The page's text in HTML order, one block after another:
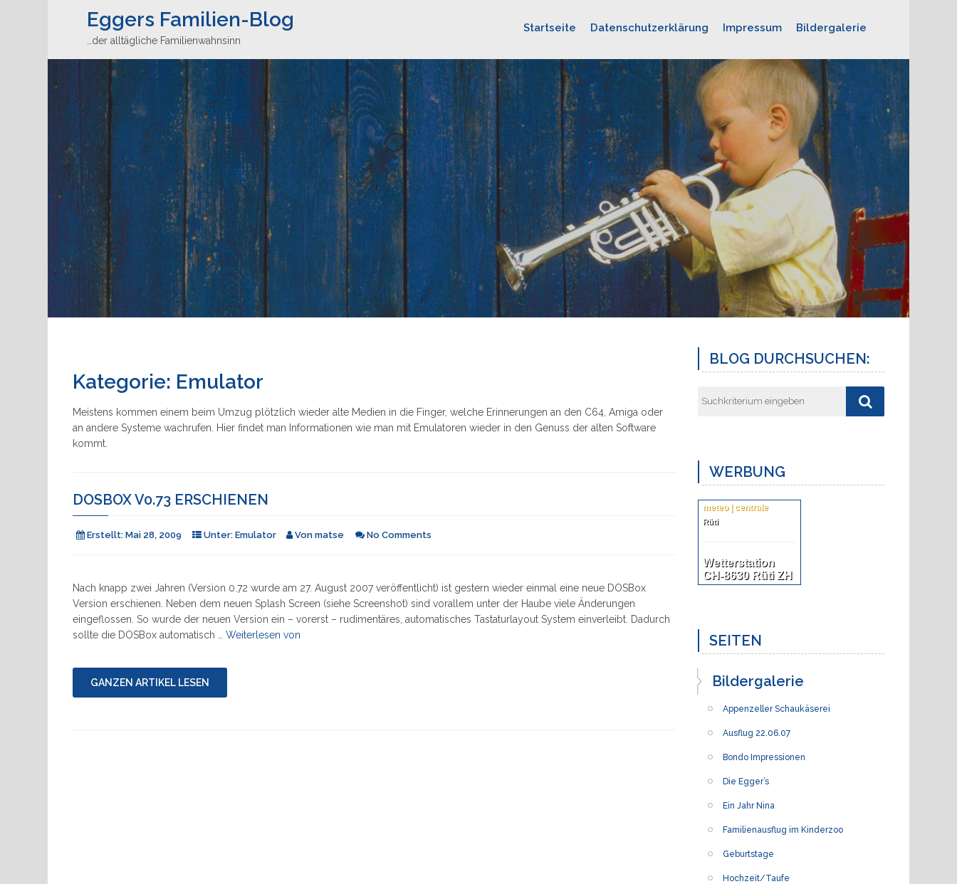
Eggers Familien-Blog
…der alltägliche Familienwahnsinn
Startseite Datenschutzerklärung Impressum Bildergalerie
Kategorie: Emulator
Meistens kommen einem beim Umzug plötzlich wieder alte Medien in die Finger, welche Erinnerungen an den C64, Amiga oder
an andere Systeme wachrufen. Hier findet man Informationen wie man mit Emulatoren wieder in den Genuss der alten Software
kommt.
DOSBOX V0.73 ERSCHIENEN
Erstellt: Mai 28, 2009 Unter: Emulator Von matse No Comments
Nach knapp zwei Jahren (Version 0.72 wurde am 27. August 2007 veröffentlicht) ist gestern wieder einmal eine neue DOSBox
Version erschienen. Neben dem neuen Splash Screen (siehe Screenshot) sind vorallem unter der Haube viele Änderungen
eingeflossen. So wurde der neuen Version ein – vorerst – rudimentäres, automatisches Tastaturlayout System einverleibt. Dadurch
sollte die DOSBox automatisch … Weiterlesen von
GANZEN ARTIKEL LESEN
BLOG DURCHSUCHEN:
WERBUNG
meteo | centrale
Rüti
Wetterstation
CH-8630 Rüti ZH
SEITEN
Bildergalerie
Appenzeller Schaukäserei
Ausflug 22.06.07
Bondo Impressionen
Die Egger’s
Ein Jahr Nina
Familienausflug im Kinderzoo
Geburtstage
Hochzeit/Taufe